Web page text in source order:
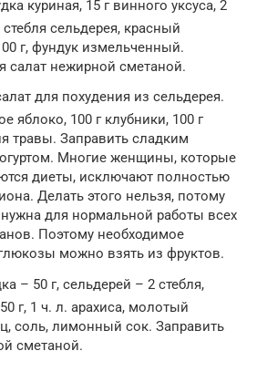
куриная, 15 г винного уксуса, 2
сельдерея, красный
г, фундук измельченный.
салат нежирной сметаной.
для похудения из сельдерея.
яблоко, 100 г клубники, 100 г
травы. Заправить сладким
Многие женщины, которые
диеты, исключают полностью
Делать этого нельзя, потому
для нормальной работы всех
Поэтому необходимое
можно взять из фруктов.
– 50 г, сельдерей – 2 стебля,
г, 1 ч. л. арахиса, молотый
соль, лимонный сок. Заправить
сметаной.